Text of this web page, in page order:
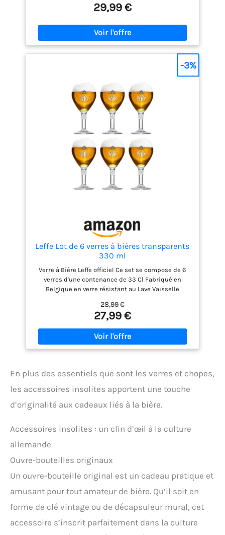
houblonnée soit unique, cette chope est un cadeau
du durable qui accompagnera longtemps avec le
sourire la personne que vous gâter.
chope en
verre givré avec 50cl de pur bonheur houblonné !
vous serez la star des apéros et afterwork avec ce
verre à bière créée pour vous. éviter le lave-vaisselle
pour conserver ce design unique. design imprimé
de chaque côté pour deux fois plus de plaisir !
design français – imprimé dans notre atelier à
rennes avec amour et humour pour vous ! cadeau
envoyé sous 1 à 2 jours avec suivi.
service après
vente réactif - nous nous engageons à répondre à
tous les messages sous un délai de 24h. nos
équipes sont à votre disposition afin d'apporter une
solution à tout potentiel problème lors de la
commande ou de la livraison.
garantie
remboursement et retour à 100 % - si vous n’êtes
pas satisfait de votre produit nous vous offrons une
garantie de remboursement, sans stress, pendant
30 jours. si votre produit est livré cassé, il vous
procéderons à un échange gratuit et rapide.
29,99 €
Leffe Lot de 6 verres à bières transparents
330 ml
Verre à Bière Leffe officiel Ce set se compose de 6
verres d'une contenance de 33 Cl Fabriqué en
Belgique en verre résistant au Lave Vaisselle
28,99 €
27,99 €
-3%
En plus des essentiels que sont les verres et chopes,
les accessoires insolites apportent une touche
d’originalité aux cadeaux liés à la bière.
Accessoires insolites : un clin d’œil à la culture
allemande
Ouvre-bouteilles originaux
Un ouvre-bouteille original est un cadeau pratique et
amusant pour tout amateur de bière. Qu’il soit en
forme de clé vintage ou de décapsuleur mural, cet
accessoire s’inscrit parfaitement dans la culture